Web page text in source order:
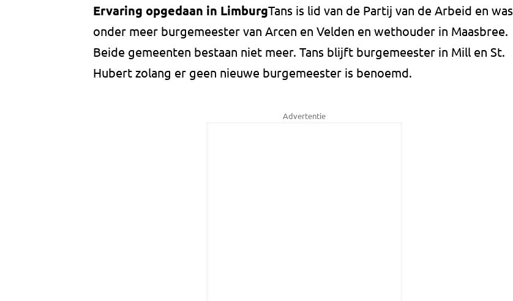
Ervaring opgedaan in LimburgTans is lid van de Partij van de Arbeid en was
onder meer burgemeester van Arcen en Velden en wethouder in Maasbree.
Beide gemeenten bestaan niet meer. Tans blijft burgemeester in Mill en St.
Hubert zolang er geen nieuwe burgemeester is benoemd.
Advertentie